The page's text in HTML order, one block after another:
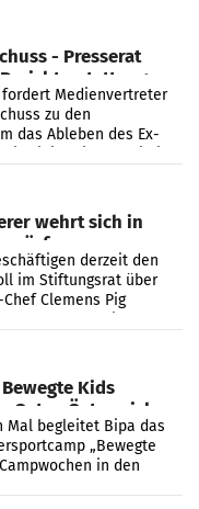
- Presserat
fordert Medienvertreter
zu den
das Ableben des Ex-
wehrt sich in
derzeit den
im Stiftungsrat über
Clemens Pig
Kids
Osten Österreichs
Mal begleitet Bipa das
„Bewegte
in den